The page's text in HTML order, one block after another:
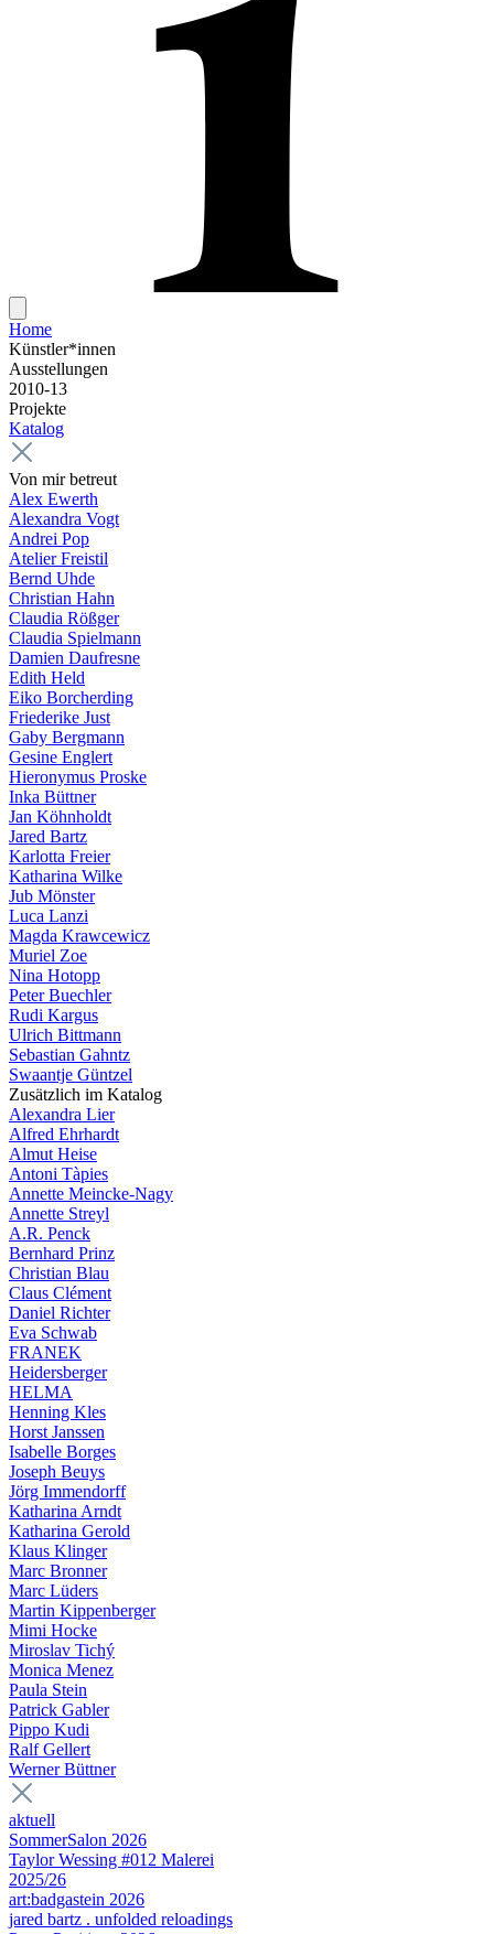
Home
Künstler*innen
Ausstellungen
2010-13
Projekte
Katalog
Von mir betreut
Alex Ewerth
Alexandra Vogt
Andrei Pop
Atelier Freistil
Bernd Uhde
Christian Hahn
Claudia Rößger
Claudia Spielmann
Damien Daufresne
Edith Held
Eiko Borcherding
Friederike Just
Gaby Bergmann
Gesine Englert
Hieronymus Proske
Inka Büttner
Jan Köhnholdt
Jared Bartz
Karlotta Freier
Katharina Wilke
Jub Mönster
Luca Lanzi
Magda Krawcewicz
Muriel Zoe
Nina Hotopp
Peter Buechler
Rudi Kargus
Ulrich Bittmann
Sebastian Gahntz
Swaantje Güntzel
Zusätzlich im Katalog
Alexandra Lier
Alfred Ehrhardt
Almut Heise
Antoni Tàpies
Annette Meincke-Nagy
Annette Streyl
A.R. Penck
Bernhard Prinz
Christian Blau
Claus Clément
Daniel Richter
Eva Schwab
FRANEK
Heidersberger
HELMA
Henning Kles
Horst Janssen
Isabelle Borges
Joseph Beuys
Jörg Immendorff
Katharina Arndt
Katharina Gerold
Klaus Klinger
Marc Bronner
Marc Lüders
Martin Kippenberger
Mimi Hocke
Miroslav Tichý
Monica Menez
Paula Stein
Patrick Gabler
Pippo Kudi
Ralf Gellert
Werner Büttner
aktuell
SommerSalon 2026
Taylor Wessing #012 Malerei
2025/26
art:badgastein 2026
jared bartz . unfolded reloadings